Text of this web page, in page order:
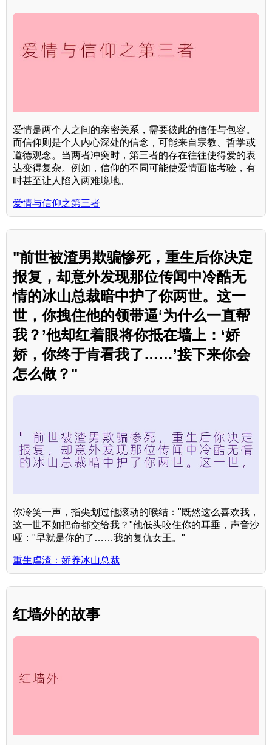
爱情是两个人之间的亲密关系，需要彼此的信任与包容。
而信仰则是个人内心深处的信念，可能来自宗教、哲学或
道德观念。当两者冲突时，第三者的存在往往使得爱的表
达变得复杂。例如，信仰的不同可能使爱情面临考验，有
时甚至让人陷入两难境地。
爱情与信仰之第三者
"前世被渣男欺骗惨死，重生后你决定
报复，却意外发现那位传闻中冷酷无
情的冰山总裁暗中护了你两世。这一
世，你拽住他的领带逼‘为什么一直帮
我？’他却红着眼将你抵在墙上：‘娇
娇，你终于肯看我了……’接下来你会
怎么做？"
你冷笑一声，指尖划过他滚动的喉结："既然这么喜欢我，
这一世不如把命都交给我？"他低头咬住你的耳垂，声音沙
哑："早就是你的了……我的复仇女王。"
重生虐渣：娇养冰山总裁
红墙外的故事